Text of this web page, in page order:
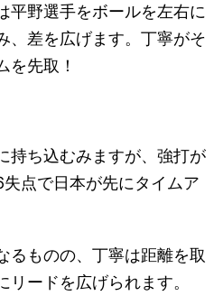
平野選手をボールを左右に
、差を広げます。丁寧がそ
を先取！
持ち込むみますが、強打が
点で日本が先にタイムア
るものの、丁寧は距離を取
ードを広げられます。